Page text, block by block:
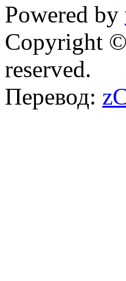
Powered by
Copyright
reserved.
Перевод: